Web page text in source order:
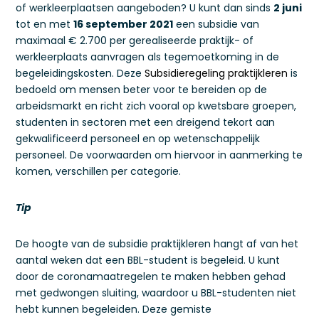
of werkleerplaatsen aangeboden? U kunt dan sinds 2 juni
tot en met16 september 2021 een subsidie van
maximaal € 2.700 per gerealiseerde praktijk- of
werkleerplaats aanvragen als tegemoetkoming in de
begeleidingskosten. DezeSubsidieregeling praktijkleren is
bedoeld om mensen beter voor te bereiden op de
arbeidsmarkt en richt zich vooral op kwetsbare groepen,
studenten in sectoren met een dreigend tekort aan
gekwalificeerd personeel en op wetenschappelijk
personeel. De voorwaarden om hiervoor in aanmerking te
komen, verschillen per categorie.
Tip
De hoogte van de subsidie praktijkleren hangt af van het
aantal weken dat een BBL-student is begeleid. U kunt
door de coronamaatregelen te maken hebben gehad
met gedwongen sluiting, waardoor u BBL-studenten niet
hebt kunnen begeleiden. Deze gemiste